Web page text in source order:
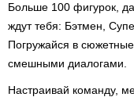
Больше 100 фигурок,
ждут тебя: Бэтмен,
Погружайся в
смешными диалогами.
Настраивай команду,